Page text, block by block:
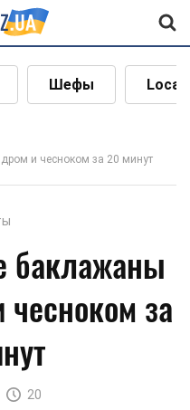
Шефы Local
и чесноком за 20 минут
баклажаны
за
20